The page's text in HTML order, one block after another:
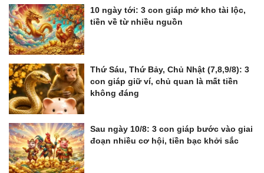
10 ngày tới: 3 con giáp mở kho tài lộc,
tiền về từ nhiều nguồn
Thứ Sáu, Thứ Bảy, Chủ Nhật (7,8,9/8): 3
con giáp giữ ví, chủ quan là mất tiền
không đáng
Sau ngày 10/8: 3 con giáp bước vào giai
đoạn nhiều cơ hội, tiền bạc khởi sắc